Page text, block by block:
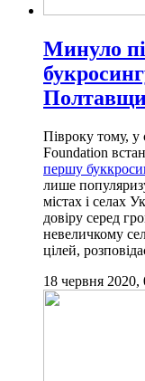
Минуло
Півроку тому, у
Foundation
першу
лише
містах і селах
довіру серед
невеличкому
цілей,
18 червня 2020,